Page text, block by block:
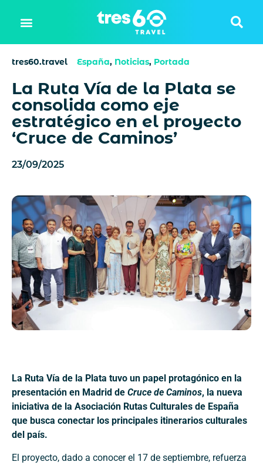
tres60.travel España, Noticias, Portada
La Ruta Vía de la Plata se
consolida como eje
estratégico en el proyecto
‘Cruce de Caminos’
23/09/2025
La Ruta Vía de la Plata tuvo un papel protagónico en la
presentación en Madrid de Cruce de Caminos, la nueva
iniciativa de la Asociación Rutas Culturales de España
que busca conectar los principales itinerarios culturales
del país.
El proyecto, dado a conocer el 17 de septiembre, refuerza